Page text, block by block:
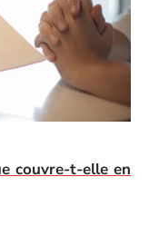
couvre-t-elle en